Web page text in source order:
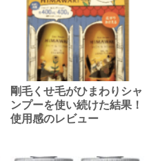
剛毛くせ毛がひまわりシャ
ンプーを使い続けた結果！
使用感のレビュー